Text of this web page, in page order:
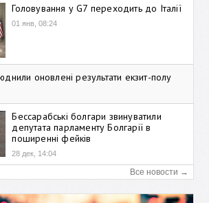
Головування у G7 переходить до Італії
01 янв, 08:24
оновлені результати екзит-полу
Бессарабські болгари звинуватили
депутата парламенту Болгарії в
поширенні фейків
28 дек, 14:04
Все новости →